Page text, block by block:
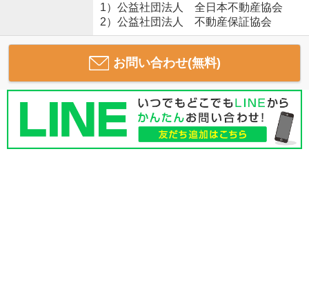
1）公益社団法人 全日本不動産協会
2）公益社団法人 不動産保証協会
お問い合わせ(無料)